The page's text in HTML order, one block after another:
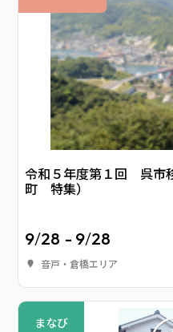
令和５年度第１回 呉市
町 特集）
9/28 - 9/28
音戸・倉橋エリア
まなび